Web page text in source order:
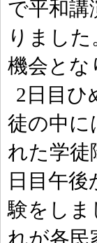
で平和講
りまし
機会とな
2日目ひ
徒の中に
れた学徒
日目午
験をしま
れが各民